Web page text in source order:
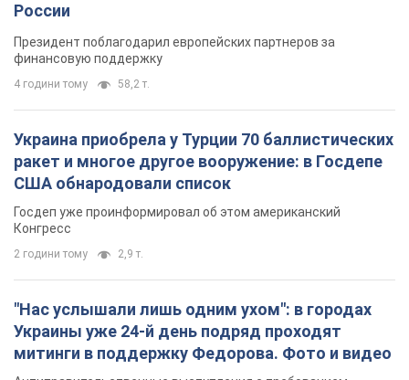
России
Президент поблагодарил европейских партнеров за
финансовую поддержку
4 години тому 58,2 т.
Украина приобрела у Турции 70 баллистических
ракет и многое другое вооружение: в Госдепе
США обнародовали список
Госдеп уже проинформировал об этом американский
Конгресс
2 години тому 2,9 т.
"Нас услышали лишь одним ухом": в городах
Украины уже 24-й день подряд проходят
митинги в поддержку Федорова. Фото и видео